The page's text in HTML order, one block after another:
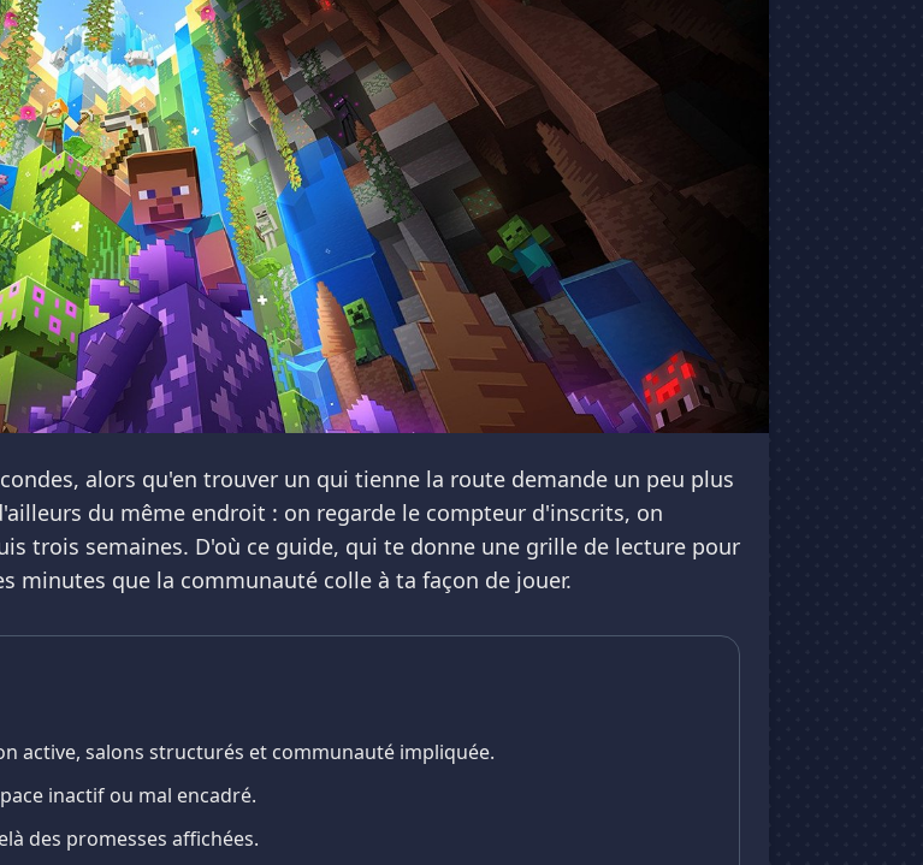
alors qu'en trouver un qui tienne la route demande un peu plus
du même endroit : on regarde le compteur d'inscrits, on
trois semaines. D'où ce guide, qui te donne une grille de lecture pour
minutes que la communauté colle à ta façon de jouer.
active, salons structurés et communauté impliquée.
inactif ou mal encadré.
des promesses affichées.